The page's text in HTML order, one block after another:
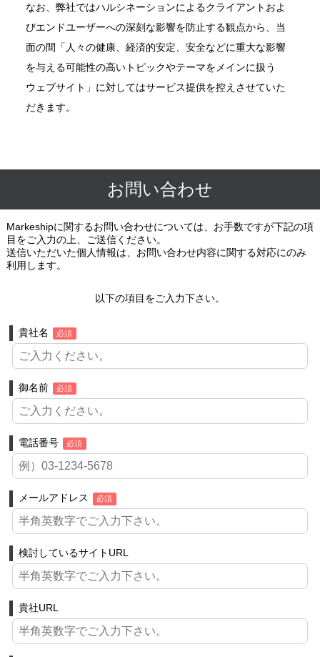
なお、弊社ではハルシネーションによるクライアントおよ
びエンドユーザーへの深刻な影響を防止する観点から、当
面の間「人々の健康、経済的安定、安全などに重大な影響
を与える可能性の高いトピックやテーマをメインに扱う
ウェブサイト」に対してはサービス提供を控えさせていた
だきます。
お問い合わせ
Markeshipに関するお問い合わせについては、お手数ですが下記の項
目をご入力の上、ご送信ください。
送信いただいた個人情報は、お問い合わせ内容に関する対応にのみ
利用します。
以下の項目をご入力下さい。
貴社名 必須
御名前 必須
電話番号 必須
メールアドレス 必須
検討しているサイトURL
貴社URL